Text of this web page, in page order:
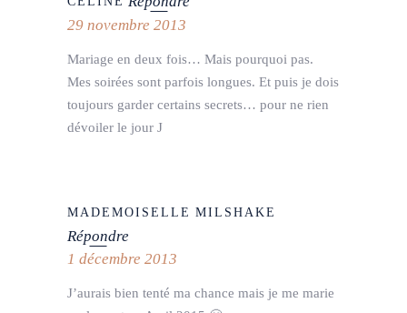
29 novembre 2013
Mariage en deux fois… Mais pourquoi pas.
Mes soirées sont parfois longues. Et puis je dois
toujours garder certains secrets… pour ne rien
dévoiler le jour J
MADEMOISELLE MILSHAKE
Répondre
1 décembre 2013
J’aurais bien tenté ma chance mais je me marie